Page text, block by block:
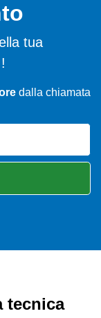
tua
dalla chiamata
tecnica